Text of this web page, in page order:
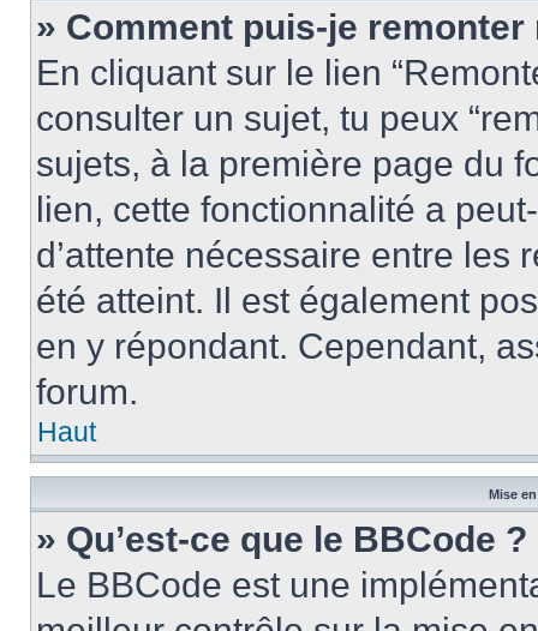
» Comment puis-je
En cliquant sur le lien
consulter un sujet, tu peux
sujets, à la première page du
lien, cette fonctionnalité a
d’attente nécessaire entre les
été atteint. Il est également
en y répondant. Cependant,
forum.
Haut
Mise
» Qu’est-ce que le BBCode ?
Le BBCode est une